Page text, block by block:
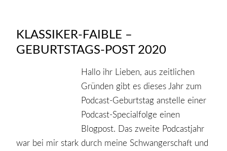
KLASSIKER-FAIBLE –
GEBURTSTAGS-POST 2020
Hallo ihr Lieben, aus zeitlichen
Gründen gibt es dieses Jahr zum
Podcast-Geburtstag anstelle einer
Podcast-Specialfolge einen
Blogpost. Das zweite Podcastjahr
war bei mir stark durch meine Schwangerschaft und